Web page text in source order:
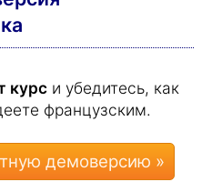
курси убедитесь, как
французским.